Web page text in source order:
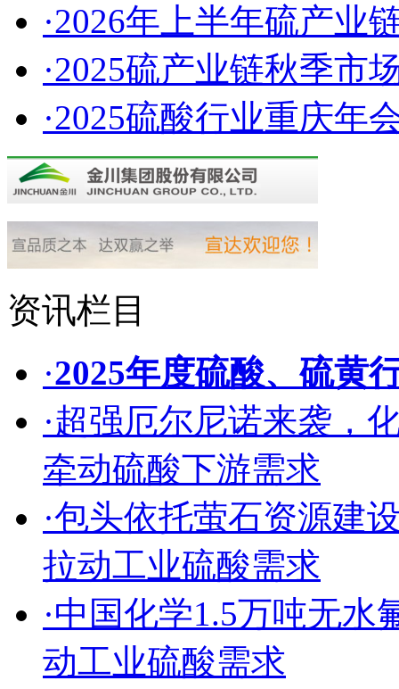
·2026年上半年硫产业
·2025硫产业链秋季市
·2025硫酸行业重庆年
资讯栏目
·2025年度硫酸、硫黄
·超强厄尔尼诺来袭，
牵动硫酸下游需求
·包头依托萤石资源建
拉动工业硫酸需求
·中国化学1.5万吨无
动工业硫酸需求